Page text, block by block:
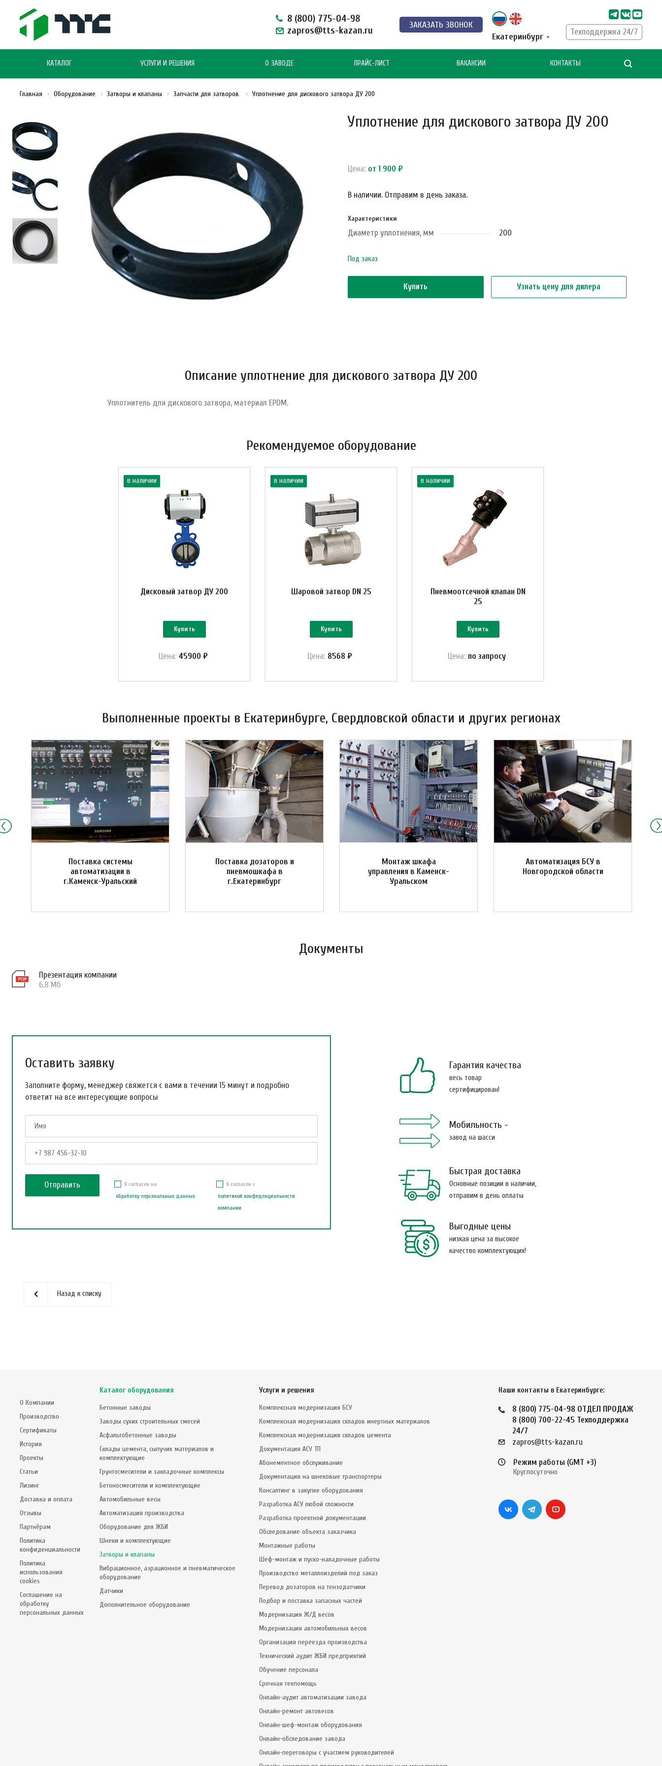
8 (800) 775-04-98
zapros@tts-kazan.ru
ЗАКАЗАТЬ ЗВОНОК
Екатеринбург
Техподдержка 24/7
КАТАЛОГ УСЛУГИ И РЕШЕНИЯ О ЗАВОДЕ ПРАЙС-ЛИСТ ВАКАНСИИ КОНТАКТЫ
Главная Оборудование Затворы и клапаны Запчасти для затворов Уплотнение для дискового затвора ДУ 200
Уплотнение для дискового затвора ДУ 200
Цена: от 1 900 ₽
В наличии. Отправим в день заказа.
Характеристики
Диаметр уплотнения, мм 200
Под заказ
Купить Узнать цену для дилера
Описание уплотнение для дискового затвора ДУ 200
Уплотнитель для дискового затвора, материал EPDM.
Рекомендуемое оборудование
в наличии
Дисковый затвор ДУ 200
Купить
Цена: 45900 ₽
в наличии
Шаровой затвор DN 25
Купить
Цена: 8568 ₽
в наличии
Пневмоотсечной клапан DN
25
Купить
Цена: по запросу
Выполненные проекты в Екатеринбурге, Свердловской области и других регионах
Поставка системы
автоматизации в
г.Каменск-Уральский
Поставка дозаторов и
пневмошкафа в
г.Екатеринбург
Монтаж шкафа
управления в Каменск-
Уральском
Автоматизация БСУ в
Новгородской области
Документы
Презентация компании
6.8 Мб
Оставить заявку
Заполните форму, менеджер свяжется с вами в течении 15 минут и подробно
ответит на все интересующие вопросы
Я согласен на
обработку персональных данных
Я согласен с
политикой конфеденциальности
компании
Гарантия качества
весь товар
сертифицирован!
Мобильность -
завод на шасси
Быстрая доставка
Основные позиции в наличии,
отправим в день оплаты
Выгодные цены
низкая цена за высокое
качество комплектующих!
Назад к списку
О Компании
Производство
Сертификаты
История
Проекты
Статьи
Лизинг
Доставка и оплата
Отзывы
Партнёрам
Политика
конфиденциальности
Политика
использования
cookies
Соглашение на
обработку
персональных данных
Каталог оборудования
Бетонные заводы
Заводы сухих строительных смесей
Асфальтобетонные заводы
Склады цемента, сыпучих материалов и
комплектующие
Грунтосмесители и закладочные комплексы
Бетоносмесители и комплектующие
Автомобильные весы
Автоматизация производства
Оборудование для ЖБИ
Шнеки и комплектующие
Затворы и клапаны
Вибрационное, аэрационное и пневматическое
оборудование
Датчики
Дополнительное оборудование
Услуги и решения
Комплексная модернизация БСУ
Комплексная модернизация складов инертных материалов
Комплексная модернизация складов цемента
Документация АСУ ТП
Абонементное обслуживание
Документация на шнековые транспортеры
Консалтинг в закупке оборудования
Разработка АСУ любой сложности
Разработка проектной документации
Обследование объекта заказчика
Монтажные работы
Шеф-монтаж и пуско-наладочные работы
Производство металлоизделий под заказ
Перевод дозаторов на тензодатчики
Подбор и поставка запасных частей
Модернизация Ж/Д весов
Модернизация автомобильных весов
Организация переезда производства
Технический аудит ЖБИ предприятий
Обучение персонала
Срочная техпомощь
Онлайн-аудит автоматизации завода
Онлайн-ремонт автовесов
Онлайн-шеф-монтаж оборудования
Онлайн-обследование завода
Онлайн-переговоры с участием руководителей
Наши контакты в Екатеринбурге:
8 (800) 775-04-98 ОТДЕЛ ПРОДАЖ
8 (800) 700-22-45 Техподдержка
24/7
zapros@tts-kazan.ru
Режим работы (GMT +3)
Круглосуточно